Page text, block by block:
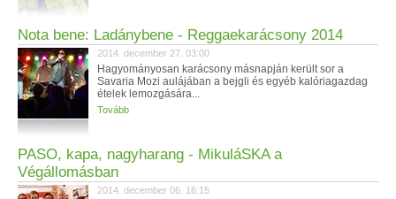
Nota bene: Ladánybene - Reggaekarácsony 2014
2014. december 27. 03:00
Hagyományosan karácsony másnapján került sor a
Savaria Mozi aulájában a bejgli és egyéb kalóriagazdag
ételek lemozgására...
Tovább
PASO, kapa, nagyharang - MikuláSKA a
Végállomásban
2014. december 06. 16:15